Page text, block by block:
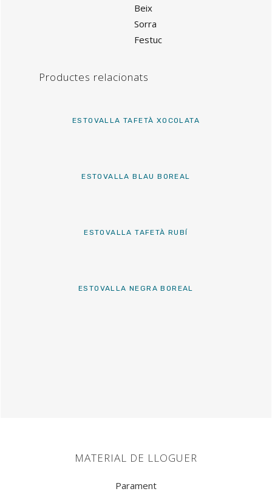
Beix
Sorra
Festuc
Productes relacionats
ESTOVALLA TAFETÀ XOCOLATA
ESTOVALLA BLAU BOREAL
ESTOVALLA TAFETÀ RUBÍ
ESTOVALLA NEGRA BOREAL
MATERIAL DE LLOGUER
Parament